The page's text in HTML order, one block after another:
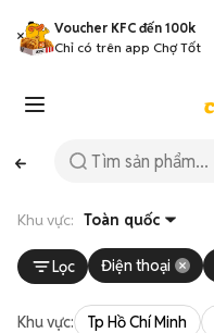
Voucher KFC đến 100k
Chỉ có trên app Chợ Tốt
Khu vực: Toàn quốc
Lọc Điện thoại
Khu vực: Tp Hồ Chí Minh